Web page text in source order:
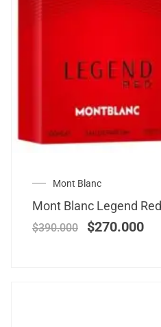
Mont Blanc
Mont Blanc Legend
$390.000 $270.000